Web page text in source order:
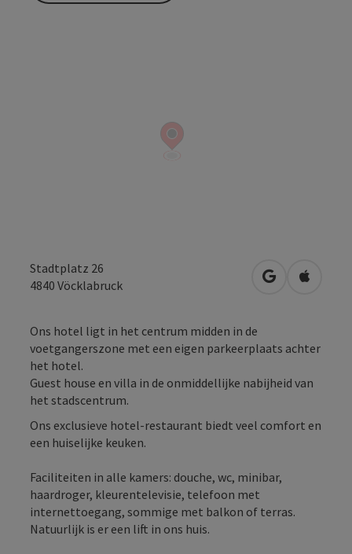
Stadtplatz 26
4840 Vöcklabruck Openen in
Ons hotel ligt in het centrum midden in de
voetgangerszone met een eigen parkeerplaats achter
het hotel.
Guest house en villa in de onmiddellijke nabijheid van
het stadscentrum.
Ons exclusieve hotel-restaurant biedt veel comfort en
een huiselijke keuken.
Faciliteiten in alle kamers: douche, wc, minibar,
haardroger, kleurentelevisie, telefoon met
internettoegang, sommige met balkon of terras.
Natuurlijk is er een lift in ons huis.